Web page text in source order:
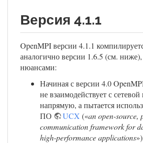
Версия 4.1.1
OpenMPI версии 4.1.1
аналогично версии 1.6.5 (см.
нюансами:
Начиная с версии 4.0
не взаимодействует с
напрямую, а пытается
ПО
UCX («an open-source,
communication framework for
high-performance applications